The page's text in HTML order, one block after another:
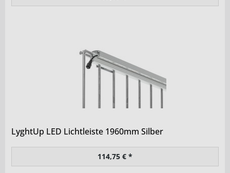
LyghtUp LED Lichtleiste 1960mm Silber
114,75 € *